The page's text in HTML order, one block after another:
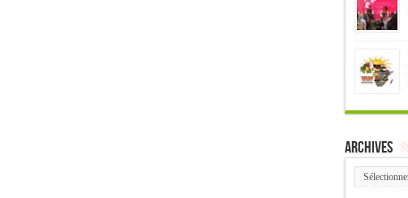
Archives
Archives